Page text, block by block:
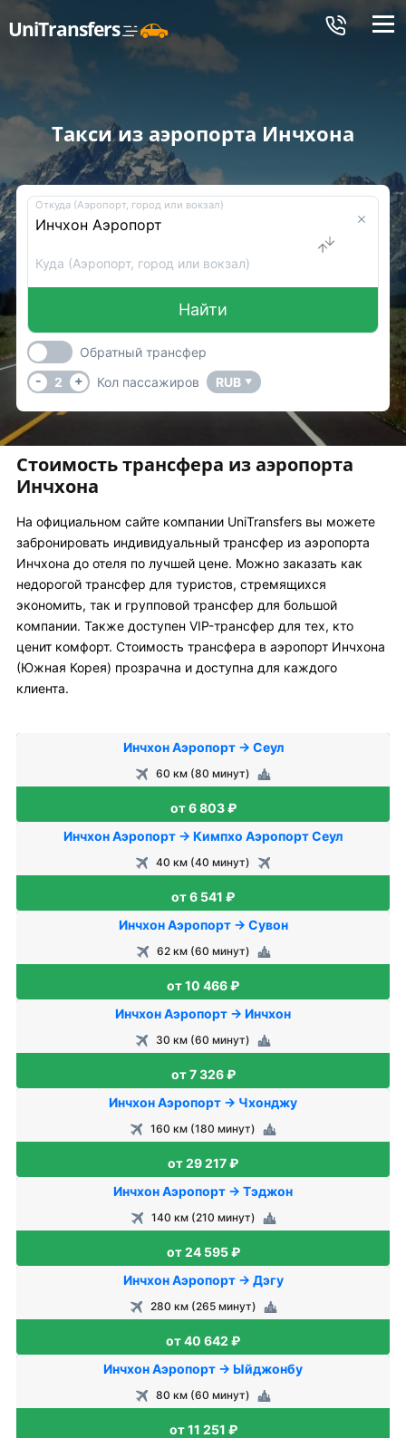
UniTransfers Меню
Такси из аэропорта Инчхона
Откуда (Аэропорт, город или вокзал)
Куда (Аэропорт, город или вокзал)
Найти
Обратный трансфер
-
2 + Кол пассажиров RUB ▼
Стоимость трансфера из аэропорта
Инчхона
На официальном сайте компании UniTransfers вы можете
забронировать индивидуальный трансфер из аэропорта
Инчхона до отеля по лучшей цене. Можно заказать как
недорогой трансфер для туристов, стремящихся
экономить, так и групповой трансфер для большой
компании. Также доступен VIP-трансфер для тех, кто
ценит комфорт. Стоимость трансфера в аэропорт Инчхона
(Южная Корея) прозрачна и доступна для каждого
клиента.
Инчхон Аэропорт → Сеул
60 км (80 минут)
от 6 803 ₽
Инчхон Аэропорт → Кимпхо Аэропорт Сеул
40 км (40 минут)
от 6 541 ₽
Инчхон Аэропорт → Сувон
62 км (60 минут)
от 10 466 ₽
Инчхон Аэропорт → Инчхон
30 км (60 минут)
от 7 326 ₽
Инчхон Аэропорт → Чхонджу
160 км (180 минут)
от 29 217 ₽
Инчхон Аэропорт → Тэджон
140 км (210 минут)
от 24 595 ₽
Инчхон Аэропорт → Дэгу
280 км (265 минут)
от 40 642 ₽
Инчхон Аэропорт → Ыйджонбу
80 км (60 минут)
от 11 251 ₽